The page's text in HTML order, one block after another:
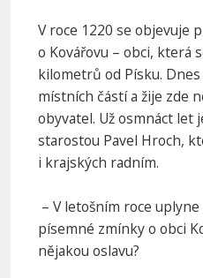
V roce 1220 se objevuje
o Kovářovu – obci, která
kilometrů od Písku.
místních částí a žije zde
obyvatel. Už osmnáct let
starostou Pavel Hroch,
i krajských radním.
– V letošním roce
písemné zmínky o obci
nějakou oslavu?